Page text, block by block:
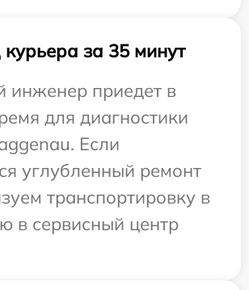
за 35 минут
инженер приедет в
для диагностики
Если
углубленный ремонт
транспортировку в
в сервисный центр